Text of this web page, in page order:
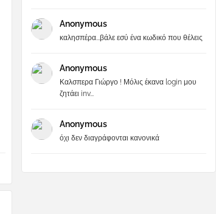
Anonymous
καλησπέρα...βάλε εσύ ένα κωδικό που θέλεις
Anonymous
Καλσπερα Γιώργο ! Μόλις έκανα login μου
ζητάει inv...
Anonymous
όχι δεν διαγράφονται κανονικά